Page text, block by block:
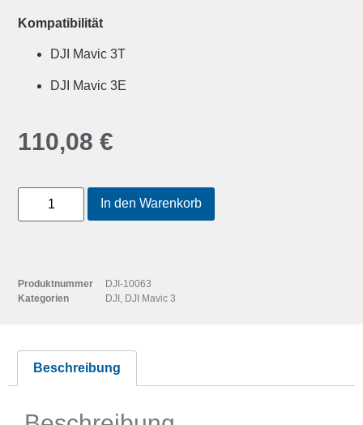
Kompatibilität
DJI Mavic 3T
DJI Mavic 3E
110,08€
In den Warenkorb
Produktnummer
DJI-10063
Kategorien
DJI , DJI Mavic 3
Beschreibung